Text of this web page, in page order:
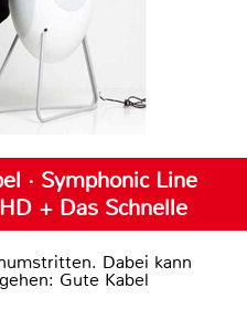
· Symphonic Line
+ Das Schnelle
Dabei kann
Gute Kabel